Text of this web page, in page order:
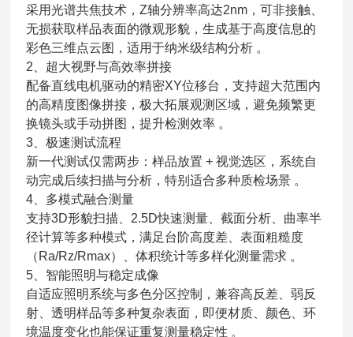
采用‌光谱共焦技术‌，Z轴分辨率高达‌2nm‌，可非接触、
无损获取样品表面的微观形貌，生成基于高度信息的
彩色三维点云图，适用于纳米级结构分析 。
2、‌超大视野与高效率拼接‌
配备直线电机驱动的精密XY位移台，支持‌超大范围内
的高精度图像拼接，极大拓展观测区域，避免频繁更
换镜头或手动拼图，提升检测效率 。
3、‌极速测试流程‌
新一代测试仅需两步：‌样品放置 + 视觉选区‌，系统自
动完成后续扫描与分析，特别适合多种质检场景 。
4、‌多模式融合测量‌
支持‌3D形貌扫描、2.5D快速测量、截面分析、曲率半
径计算‌等多种模式，满足台阶高度差、表面粗糙度
（Ra/Rz/Rmax）、体积统计等多样化测量需求 。
5、‌智能照明与稳定成像‌
自适应照明系统‌与多色分区控制，兼容高反差、弱反
射、透明样品等多种复杂表面，即便材质、颜色、环
境温度变化也能保证重复测量稳定性 。